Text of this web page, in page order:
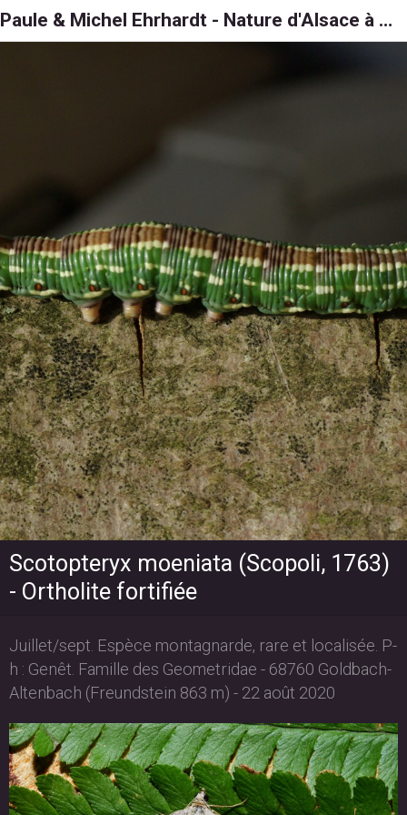
Paule & Michel Ehrhardt - Nature d'Alsace à 6, 8 et 1000 pattes
Scotopteryx moeniata (Scopoli, 1763)
- Ortholite fortifiée
Juillet/sept. Espèce montagnarde, rare et localisée. P-
h : Genêt. Famille des Geometridae - 68760 Goldbach-
Altenbach (Freundstein 863 m) - 22 août 2020